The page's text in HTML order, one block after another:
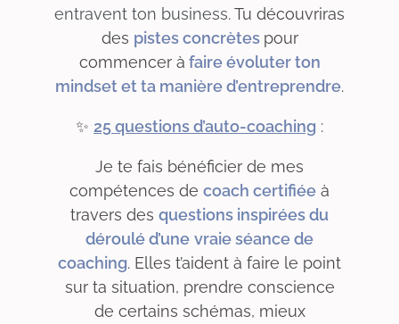
entravent ton business. Tu découvriras
des pistes concrètes pour
commencer à faire évoluter ton
mindset et ta manière d’entreprendre.
✨ 25 questions d’auto-coaching :
Je te fais bénéficier de mes
compétences de coach certifiée à
travers des questions inspirées du
déroulé d’une vraie séance de
coaching. Elles t’aident à faire le point
sur ta situation, prendre conscience
de certains schémas, mieux